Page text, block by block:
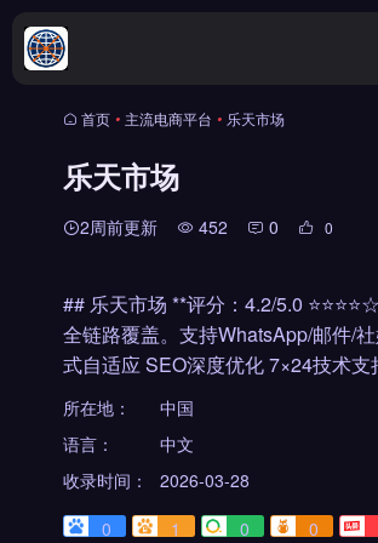
首页 • 主流电商平台 • 乐天市场
乐天市场
2周前更新 452 0 0
## 乐天市场 **评分：4.2/5.0
全链路覆盖。支持WhatsApp/邮件/
式自适应 SEO深度优化 7×24技术支
所在地：
中国
语言：
中文
收录时间：
2026-03-28
0
1 0 0